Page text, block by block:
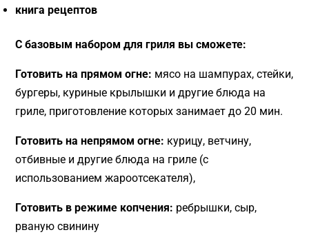
книга рецептов
С базовым набором для гриля вы сможете:
Готовить на прямом огне: мясо на шампурах, стейки,
бургеры, куриные крылышки и другие блюда на
гриле, приготовление которых занимает до 20 мин.
Готовить на непрямом огне: курицу, ветчину,
отбивные и другие блюда на гриле (с
использованием жароотсекателя),
Готовить в режиме копчения: ребрышки, сыр,
рваную свинину